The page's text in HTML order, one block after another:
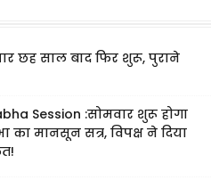
छह साल बाद फिर शुरू, पुराने
Session :सोमवार शुरू होगा
का मानसून सत्र, विपक्ष ने दिया